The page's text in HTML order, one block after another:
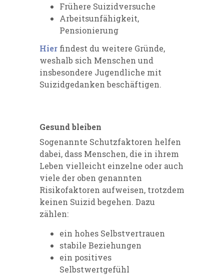
Frühere Suizidversuche
Arbeitsunfähigkeit,
Pensionierung
Hier findest du weitere Gründe,
weshalb sich Menschen und
insbesondere Jugendliche mit
Suizidgedanken beschäftigen.
Gesund bleiben
Sogenannte Schutzfaktoren helfen
dabei, dass Menschen, die in ihrem
Leben vielleicht einzelne oder auch
viele der oben genannten
Risikofaktoren aufweisen, trotzdem
keinen Suizid begehen. Dazu
zählen:
ein hohes Selbstvertrauen
stabile Beziehungen
ein positives
Selbstwertgefühl